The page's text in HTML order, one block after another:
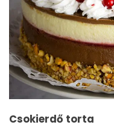
Csokierdő torta